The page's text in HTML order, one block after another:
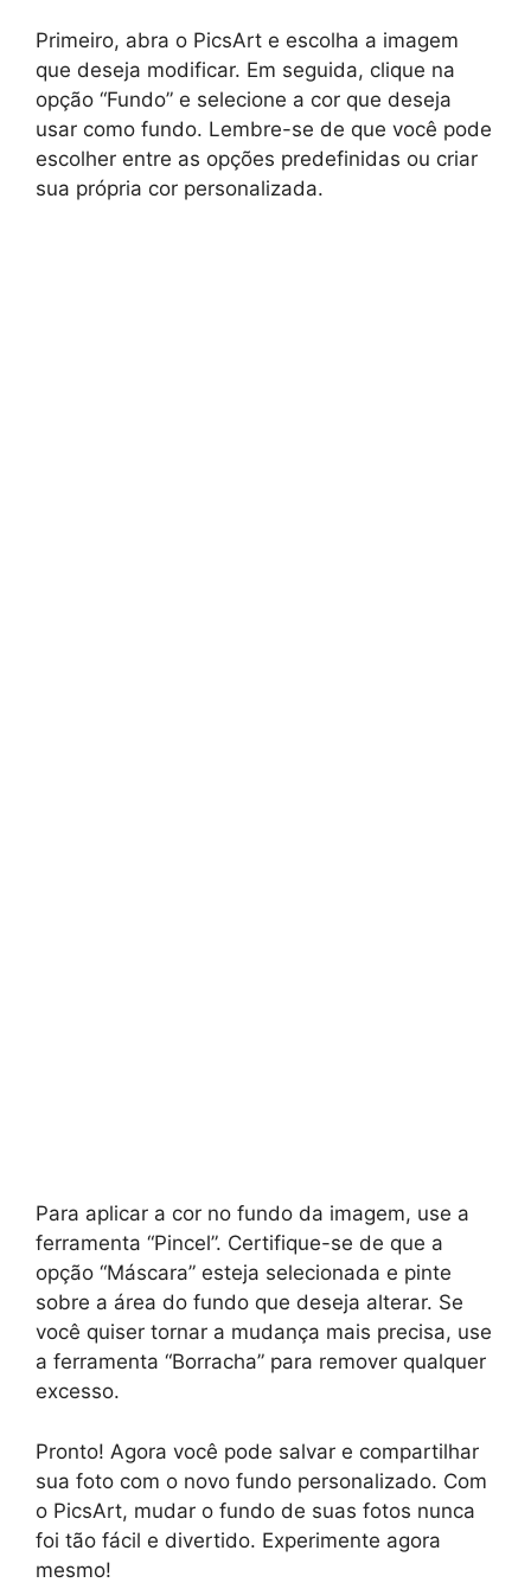
Primeiro, abra o PicsArt e escolha a imagem
que deseja modificar. Em seguida, clique na
opção “Fundo” e selecione a cor que deseja
usar como fundo. Lembre-se de que você pode
escolher entre as opções predefinidas ou criar
sua própria cor personalizada.
Para aplicar a cor no fundo da imagem, use a
ferramenta “Pincel”. Certifique-se de que a
opção “Máscara” esteja selecionada e pinte
sobre a área do fundo que deseja alterar. Se
você quiser tornar a mudança mais precisa, use
a ferramenta “Borracha” para remover qualquer
excesso.
Pronto! Agora você pode salvar e compartilhar
sua foto com o novo fundo personalizado. Com
o PicsArt, mudar o fundo de suas fotos nunca
foi tão fácil e divertido. Experimente agora
mesmo!